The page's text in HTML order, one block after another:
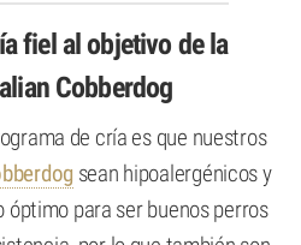
fiel al objetivo de la
Cobberdog
de cría es que nuestros
sean hipoalergénicos y
para ser buenos perros